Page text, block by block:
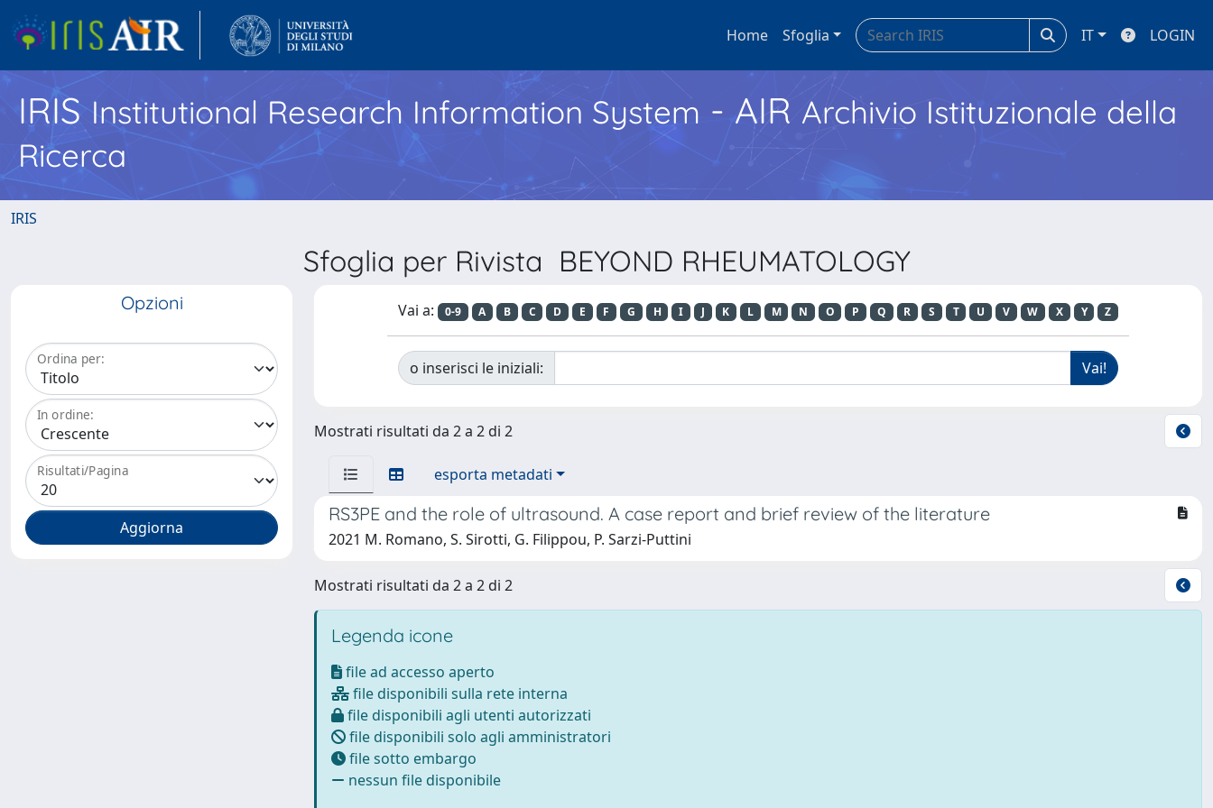
Home Sfoglia IT LOGIN
IRISInstitutional Research Information System - AIR Archivio Istituzionale della
Ricerca
IRIS
Sfoglia per Rivista BEYOND RHEUMATOLOGY
Opzioni
Ordina per:
In ordine:
Risultati/Pagina
Vai a: 0-9 A B C D E F G H I J K L M N O P Q R S T U V W X Y Z
o inserisci le iniziali:
Mostrati risultati da 2 a 2 di 2
esporta metadati
RS3PE and the role of ultrasound. A case report and brief review of the literature
2021 M. Romano, S. Sirotti, G. Filippou, P. Sarzi-Puttini
Mostrati risultati da 2 a 2 di 2
Legenda icone
file ad accesso aperto
file disponibili sulla rete interna
file disponibili agli utenti autorizzati
file disponibili solo agli amministratori
file sotto embargo
nessun file disponibile